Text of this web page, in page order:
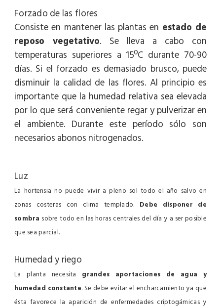
Forzado de las flores
Consiste en mantener las plantas en estado de
reposo vegetativo. Se lleva a cabo con
temperaturas superiores a 15ºC durante 70-90
días. Si el forzado es demasiado brusco, puede
disminuir la calidad de las flores. Al principio es
importante que la humedad relativa sea elevada
por lo que será conveniente regar y pulverizar en
el ambiente. Durante este período sólo son
necesarios abonos nitrogenados.
Luz
La hortensia no puede vivir a pleno sol todo el año salvo en
zonas costeras con clima templado. Debe disponer de
sombra sobre todo en las horas centrales del día y a ser posible
que sea parcial.
Humedad y riego
La planta necesita grandes aportaciones de agua y
humedad constante. Se debe evitar el encharcamiento ya que
ésta favorece la aparición de enfermedades criptogámicas y